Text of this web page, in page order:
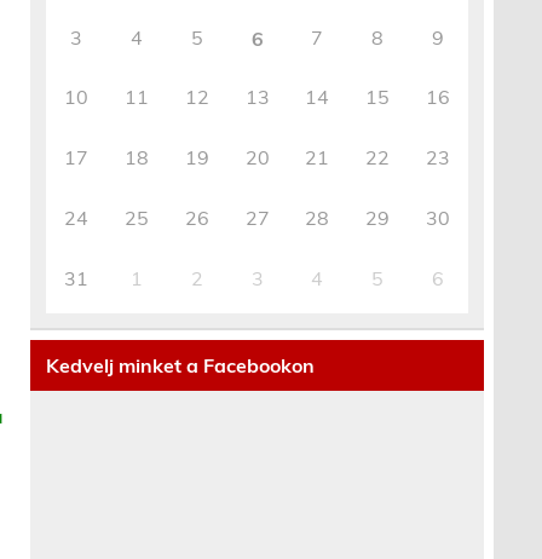
3 4 5 6 7 8 9
10 11 12 13 14 15 16
17 18 19 20 21 22 23
24 25 26 27 28 29 30
31 1 2 3 4 5 6
Kedvelj minket a Facebookon